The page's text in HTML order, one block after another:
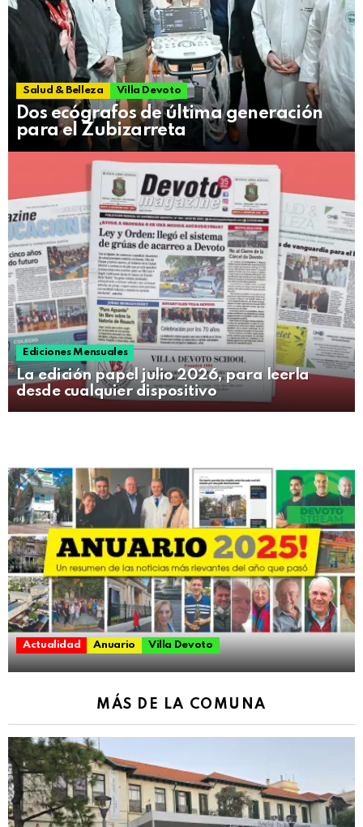
Salud & Belleza Villa Devoto
Dos ecógrafos de última generación
para el Zubizarreta
Ediciones Mensuales
La edición papel julio 2026, para leerla
desde cualquier dispositivo
Actualidad Anuario Villa Devoto
MÁS DE LA COMUNA